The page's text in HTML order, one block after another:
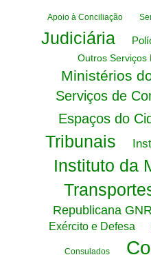
Apoio à Conciliação
Judiciária
Outros Serviços
Ministérios
Serviços de
Espaços do
Tribunais
Instituto da
Republicana GNR
Exército e Defesa
Consulados